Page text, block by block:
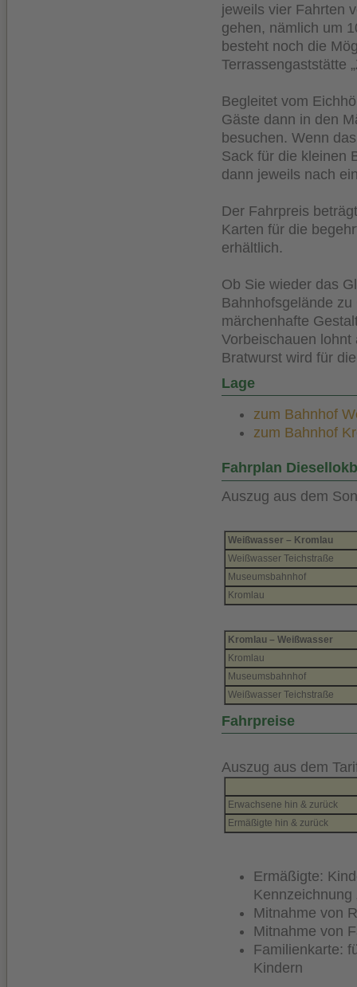
jeweils vier Fahrten
gehen, nämlich um
besteht noch die
Terrassengaststätte
Begleitet vom
Gäste dann in den
besuchen. Wenn
Sack für die kleinen
dann jeweils nach
Der Fahrpreis
Karten für die
erhältlich.
Ob Sie wieder das
Bahnhofsgelände
märchenhafte
Vorbeischauen
Bratwurst wird für
Lage
zum Bahnhof
zum Bahnhof
Fahrplan
Auszug aus dem
Weißwasser – Kromlau
Weißwasser Teichstraße
Museumsbahnhof
Kromlau
Kromlau – Weißwasser
Kromlau
Museumsbahnhof
Weißwasser Teichstraße
Fahrpreise
Auszug aus dem
Erwachsene hin & zurück
Ermäßigte hin & zurück
Ermäßigte:
Kennzeichnung
Mitnahme von
Mitnahme von
Familienkarte:
Kindern